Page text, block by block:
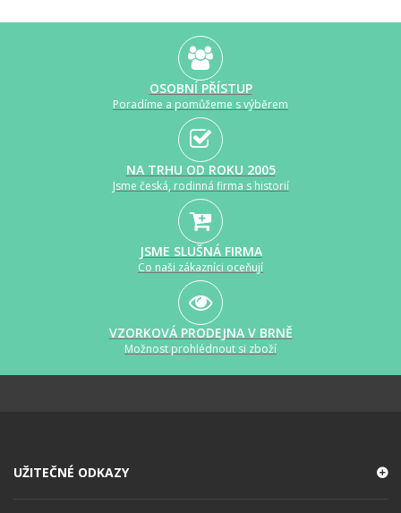
OSOBNÍ PŘÍSTUP
Poradíme a pomůžeme s výběrem
NA TRHU OD ROKU 2005
Jsme česká, rodinná firma s historií
JSME SLUŠNÁ FIRMA
Co naši zákazníci oceňují
VZORKOVÁ PRODEJNA V BRNĚ
Možnost prohlédnout si zboží
UŽITEČNÉ ODKAZY